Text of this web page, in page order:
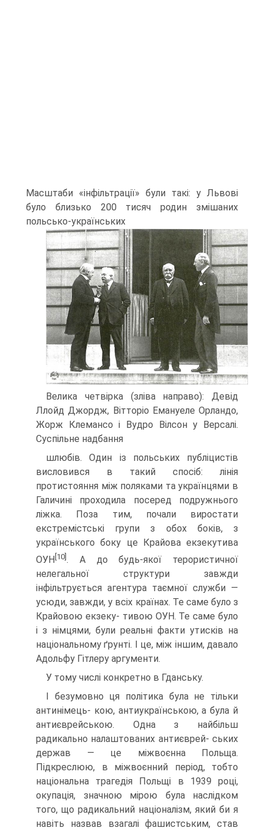
Масштаби «інфільтрації» були такі: у Львові
було близько 200 тисяч родин змішаних
польсько-українських
Велика четвірка (зліва направо): Девід
Ллойд Джордж, Вітторіо Емануеле Орландо,
Жорж Клемансо і Вудро Вілсон у Версалі.
Суспільне надбання
шлюбів. Один із польських публіцистів
висловився в та­кий спосіб: лінія
протистояння між поляками та україн­цями в
Галичині проходила посеред подружнього
ліжка. Поза тим, почали виростати
екстремістські групи з обох боків, з
українського боку це Крайова екзекутива
ОУН [10]. А до будь-якої терористичної
нелегальної структури завжди
інфільтрується агентура таємної служби —
усю­ди, завжди, у всіх країнах. Те саме було з
Крайовою екзеку- тивою ОУН. Те саме було
і з німцями, були реальні факти утисків на
національному ґрунті. І це, між іншим, давало
Адольфу Гітлеру аргументи.
У тому числі конкретно в Гданську.
І безумовно ця політика була не тільки
антинімець- кою, антиукраїнською, а була й
антиєврейською. Одна з найбільш
радикально налаштованих антиєврей- ських
держав — це міжвоєнна Польща.
Підкреслюю, в міжвоєнний період, тобто
національна трагедія Польщі в 1939 році,
окупація, значною мірою була наслідком
того, що радикальний націоналізм, який би я
навіть наз­вав взагалі фашистським, став